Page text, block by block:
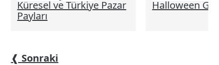
Küresel ve Türkiye Pazar
Payları
Halloween
❰ Sonraki